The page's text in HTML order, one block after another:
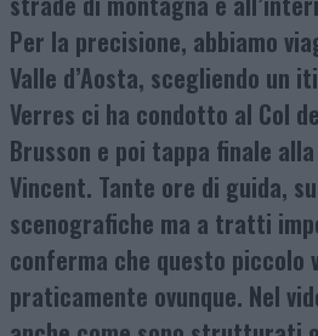
Per la precisione, abbiamo
Valle d’Aosta, scegliendo un
Verres ci ha condotto al Col
Brusson e poi tappa finale
Vincent. Tante ore di guida,
scenografiche ma a tratti
conferma che questo piccolo
praticamente ovunque. Nel